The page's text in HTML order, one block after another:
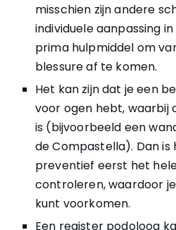
misschien zijn andere
individuele aanpassing
prima hulpmiddel om
blessure af te komen.
Het kan zijn dat je een
voor ogen hebt, waarbij
is (bijvoorbeeld een
de Compastella). Dan
preventief eerst het
controleren, waardoor
kunt voorkomen.
Een register podoloog